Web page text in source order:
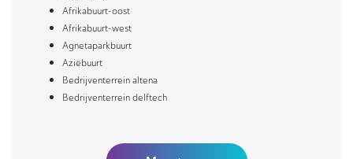
Afrikabuurt-oost
Afrikabuurt-west
Agnetaparkbuurt
Aziëbuurt
Bedrijventerrein altena
Bedrijventerrein delftech